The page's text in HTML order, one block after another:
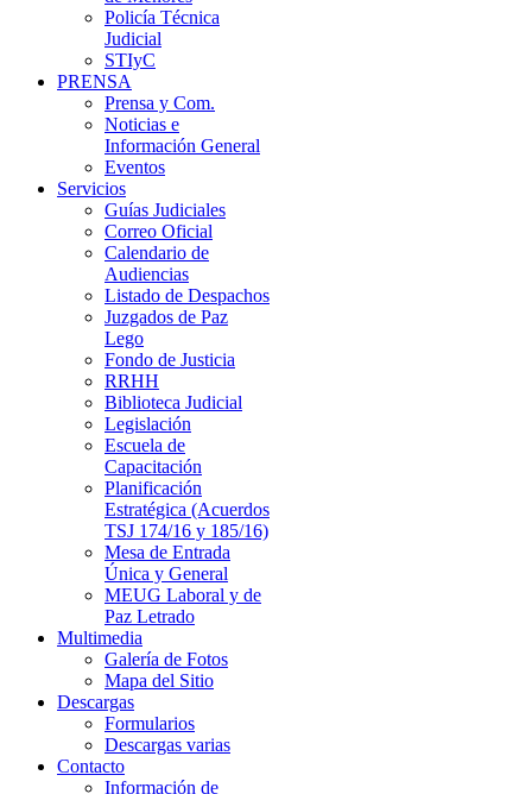
Policía Técnica
Judicial
STIyC
PRENSA
Prensa y Com.
Noticias e
Información General
Eventos
Servicios
Guías Judiciales
Correo Oficial
Calendario de
Audiencias
Listado de Despachos
Juzgados de Paz
Lego
Fondo de Justicia
RRHH
Biblioteca Judicial
Legislación
Escuela de
Capacitación
Planificación
Estratégica (Acuerdos
TSJ 174/16 y 185/16)
Mesa de Entrada
Única y General
MEUG Laboral y de
Paz Letrado
Multimedia
Galería de Fotos
Mapa del Sitio
Descargas
Formularios
Descargas varias
Contacto
Información de